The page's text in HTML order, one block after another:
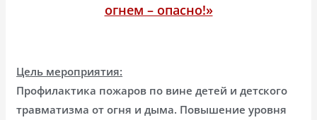
огнем – опасно!»
Цель мероприятия:
Профилактика пожаров по вине детей и детского
травматизма от огня и дыма. Повышение уровня